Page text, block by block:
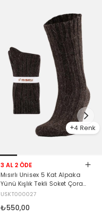
4
3 AL 2 ÖDE
Mısırlı Unisex 5 Kat Alpaka
Yünü Kışlık Tekli Soket Çorap
Kahverengi
USKT000027
₺550,00